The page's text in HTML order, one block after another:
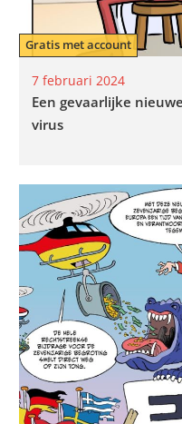
7 februari 2024
Gratis met account
Een gevaarlijke
virus